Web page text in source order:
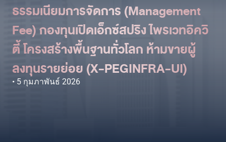
ธรรมเนียมการจัดการ (Management
Fee) กองทุนเปิดเอ็กซ์สปริง ไพรเวทอิควิ
ตี้ โครงสร้างพื้นฐานทั่วโลก ห้ามขายผู้
ลงทุนรายย่อย (X-PEGINFRA-UI)
5 กุมภาพันธ์ 2026